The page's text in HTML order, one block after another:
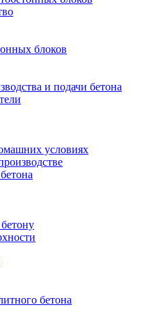
блоков
и подачи бетона
условиях
бетона